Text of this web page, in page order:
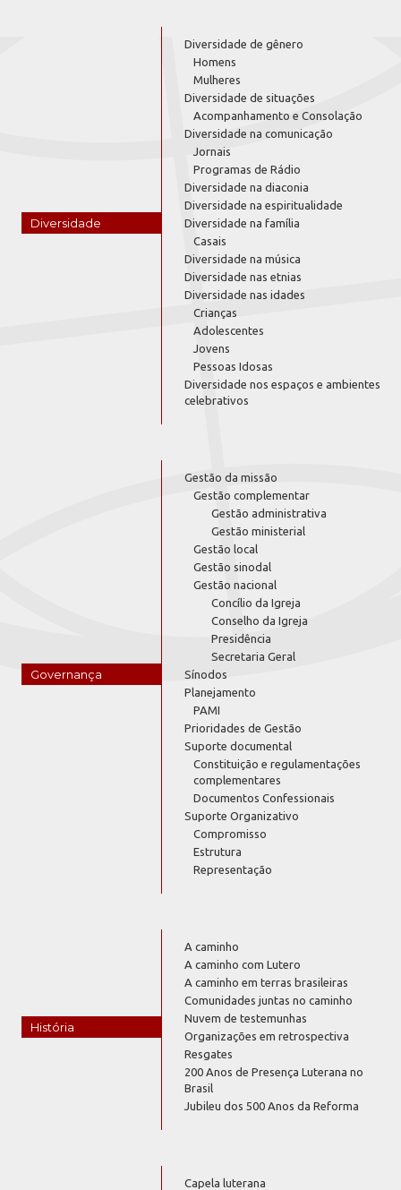
Diversidade
Diversidade de gênero
Homens
Mulheres
Diversidade de situações
Acompanhamento e Consolação
Diversidade na comunicação
Jornais
Programas de Rádio
Diversidade na diaconia
Diversidade na espiritualidade
Diversidade na família
Casais
Diversidade na música
Diversidade nas etnias
Diversidade nas idades
Crianças
Adolescentes
Jovens
Pessoas Idosas
Diversidade nos espaços e ambientes
celebrativos
Governança
Gestão da missão
Gestão complementar
Gestão administrativa
Gestão ministerial
Gestão local
Gestão sinodal
Gestão nacional
Concílio da Igreja
Conselho da Igreja
Presidência
Secretaria Geral
Sínodos
Planejamento
PAMI
Prioridades de Gestão
Suporte documental
Constituição e regulamentações
complementares
Documentos Confessionais
Suporte Organizativo
Compromisso
Estrutura
Representação
História
A caminho
A caminho com Lutero
A caminho em terras brasileiras
Comunidades juntas no caminho
Nuvem de testemunhas
Organizações em retrospectiva
Resgates
200 Anos de Presença Luterana no
Brasil
Jubileu dos 500 Anos da Reforma
Capela luterana